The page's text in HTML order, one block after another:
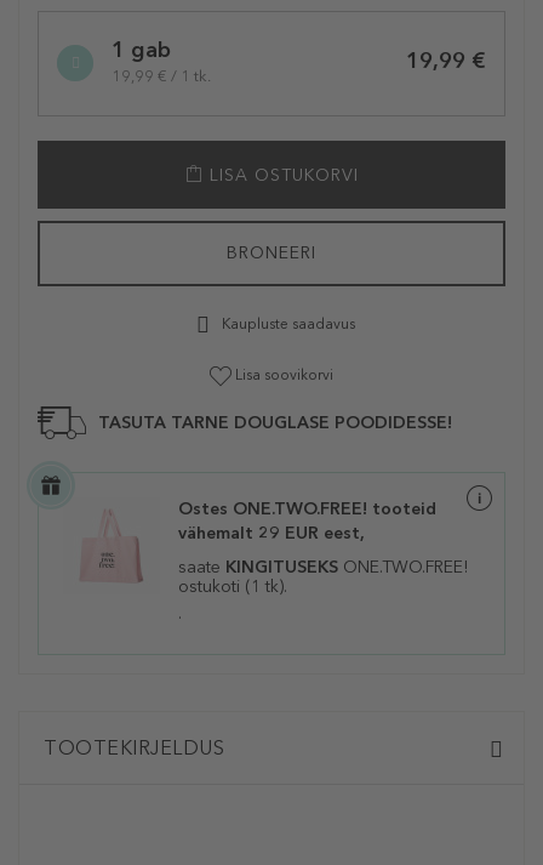
variation1 gab
19,99 € / 1 tk.
19,99 €
LISA OSTUKORVI
BRONEERI
Kaupluste saadavus
Lisa soovikorvi
TASUTA TARNE DOUGLASE POODIDESSE!
Ostes ONE.TWO.FREE! tooteid
vähemalt 29 EUR eest,
saate KINGITUSEKS ONE.TWO.FREE!
ostukoti (1 tk).
.
TOOTEKIRJELDUS